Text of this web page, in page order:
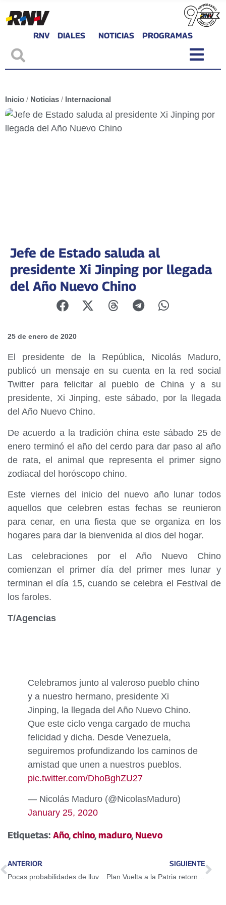
RNV DIALES NOTICIAS PROGRAMAS
Inicio / Noticias / Internacional
Jefe de Estado saluda al
presidente Xi Jinping por llegada
del Año Nuevo Chino
25 de enero de 2020
El presidente de la República, Nicolás Maduro,
publicó un mensaje en su cuenta en la red social
Twitter para felicitar al pueblo de China y a su
presidente, Xi Jinping, este sábado, por la llegada
del Año Nuevo Chino.
De acuerdo a la tradición china este sábado 25 de
enero terminó el año del cerdo para dar paso al año
de rata, el animal que representa el primer signo
zodiacal del horóscopo chino.
Este viernes del inicio del nuevo año lunar todos
aquellos que celebren estas fechas se reunieron
para cenar, en una fiesta que se organiza en los
hogares para dar la bienvenida al dios del hogar.
Las celebraciones por el Año Nuevo Chino
comienzan el primer día del primer mes lunar y
terminan el día 15, cuando se celebra el Festival de
los faroles.
T/Agencias
Celebramos junto al valeroso pueblo chino
y a nuestro hermano, presidente Xi
Jinping, la llegada del Año Nuevo Chino.
Que este ciclo venga cargado de mucha
felicidad y dicha. Desde Venezuela,
seguiremos profundizando los caminos de
amistad que unen a nuestros pueblos.
pic.twitter.com/DhoBghZU27
— Nicolás Maduro (@NicolasMaduro)
January 25, 2020
Etiquetas: Año,chino,maduro, Nuevo
ANTERIOR SIGUIENTE